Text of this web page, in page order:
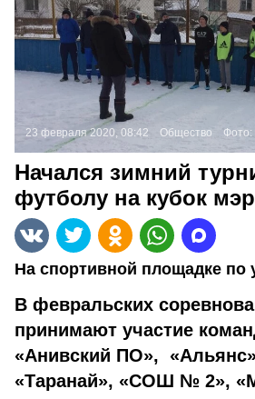
23 февраля 2020, 08:42 Общество Фото:
Начался зимний
футболу на кубок
На спортивной площадке по
В февральских
принимают участие
«Анивский ПО»,
«Таранай», «СОШ № 2»,